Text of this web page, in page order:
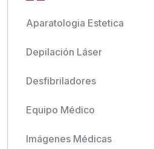
Aparatologia Estetica
Depilación Láser
Desfibriladores
Equipo Médico
Imágenes Médicas